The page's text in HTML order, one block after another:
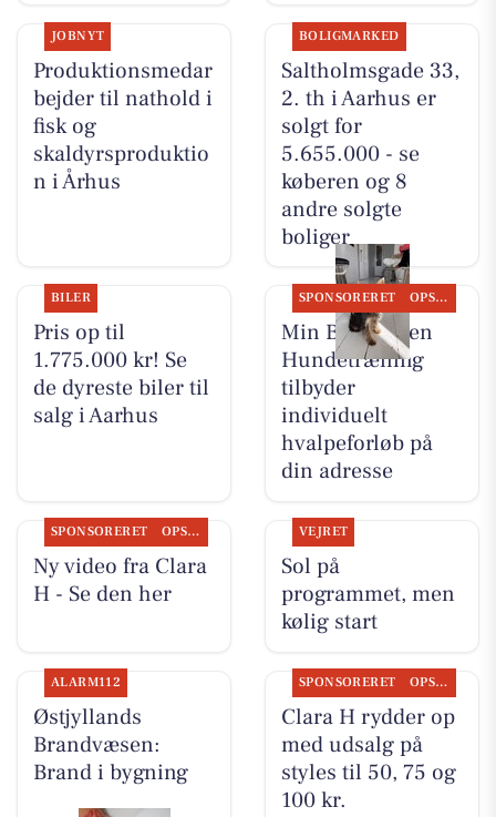
JOBNYT
Produktionsmedar
bejder til nathold i
fisk og
skaldyrsproduktio
n i Århus
BOLIGMARKED
Saltholmsgade 33,
2. th i Aarhus er
solgt for
5.655.000 - se
køberen og 8
andre solgte
boliger
BILER
Pris op til
1.775.000 kr! Se
de dyreste biler til
salg i Aarhus
SPONSORERET OPSLAGSTAVLEN
Min Bedste Ven
Hundetræning
tilbyder
individuelt
hvalpeforløb på
din adresse
SPONSORERET OPSLAGSTAVLEN
Ny video fra Clara
H - Se den her
VEJRET
Sol på
programmet, men
kølig start
ALARM112
Østjyllands
Brandvæsen:
Brand i bygning
SPONSORERET OPSLAGSTAVLEN
Clara H rydder op
med udsalg på
styles til 50, 75 og
100 kr.